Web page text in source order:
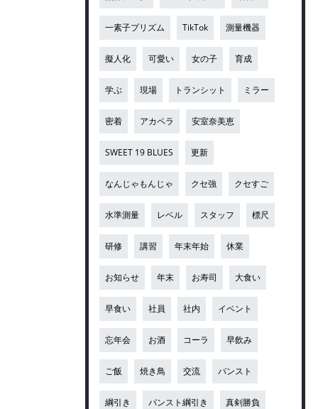
一素子プリズム TikTok 測量機器
擬人化 可愛い 女の子 育成
学ぶ 現場 トランシット ミラー
密着 アカペラ 安室奈美恵
SWEET 19 BLUES 更新
なんじゃもんじゃ クセ強 クセすご
水準測量 レベル スタッフ 標尺
研修 講習 年末年始 休業
お知らせ 年末 お寿司 大食い
早食い 社員 社内 イベント
忘年会 お酒 コーラ 早飲み
ご飯 焼き鳥 交流 パンスト
綱引き パンスト綱引き 真剣勝負